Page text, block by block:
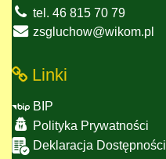
tel. 46 815 70 79
zsgluchow@wikom.pl
Linki
BIP
Polityka Prywatności
Deklaracja Dostępności